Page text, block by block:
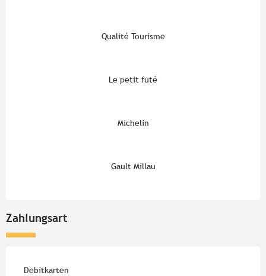
Qualité Tourisme
Le petit futé
Michelin
Gault Millau
Zahlungsart
Debitkarten